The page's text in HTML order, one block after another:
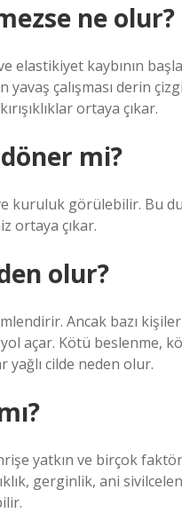
ne olur?
elastikiyet kaybının
çalışması derin
ortaya çıkar.
mi?
kuruluk görülebilir. Bu
ortaya çıkar.
olur?
Ancak bazı
yol açar. Kötü beslenme,
cilde neden olur.
yatkın ve birçok
gerginlik, ani